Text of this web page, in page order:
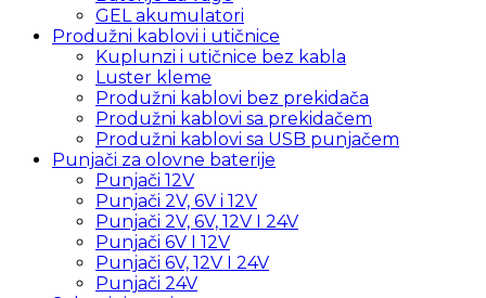
GEL akumulatori
Produžni kablovi i utičnice
Kuplunzi i utičnice bez kabla
Luster kleme
Produžni kablovi bez prekidača
Produžni kablovi sa prekidačem
Produžni kablovi sa USB punjačem
Punjači za olovne baterije
Punjači 12V
Punjači 2V, 6V i 12V
Punjači 2V, 6V, 12V I 24V
Punjači 6V I 12V
Punjači 6V, 12V I 24V
Punjači 24V